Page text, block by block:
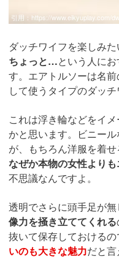
引用： https://www.eikyuplay.com/
ダッチワイフを楽しみた
ちょっと…という人に
す。エアトルソーは名
して使うタイプのダッチ
これは浮き輪などをイ
かと思います。ビニー
が、もちろん洋服を着せ
なぜか本物の女性より
不思議なんですよ。
透明でさらに頭手足が無
像力を掻き立ててくれる
抜いて保存しておけるの
いのも大きな魅力だと言